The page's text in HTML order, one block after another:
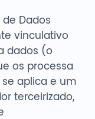
Dados
vinculativo
dados (o
os processa
se aplica e um
terceirizado,